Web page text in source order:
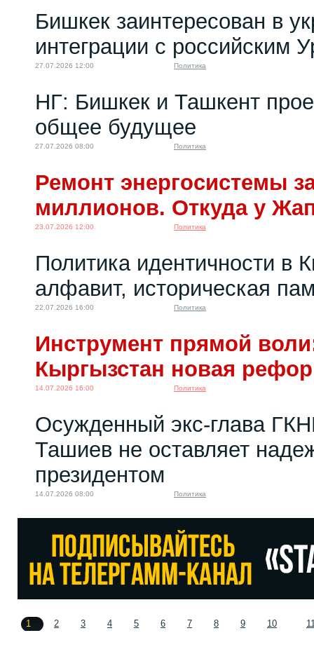
Бишкек заинтересован в
интеграции с российским
27.07.2026 12:00 Политика
НГ: Бишкек и Ташкент
общее будущее
27.07.2026 08:00 Политика
Ремонт энергосистемы
миллионов. Откуда у
23.07.2026 12:00 Политика
Политика идентичности в
алфавит, историческая
22.07.2026 16:00 Политика
Инструмент прямой
Кыргызстан новая
14.07.2026 16:00 Политика
Осужденный экс-глава
Ташиев не оставляет
президентом
14.07.2026 08:00 Политика
1 2 3 4 5 6 7 8 9 10